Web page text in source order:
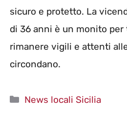
sicuro e protetto. La
di 36 anni è un monito
rimanere vigili e attenti
circondano.
Categorie
News locali Sicilia